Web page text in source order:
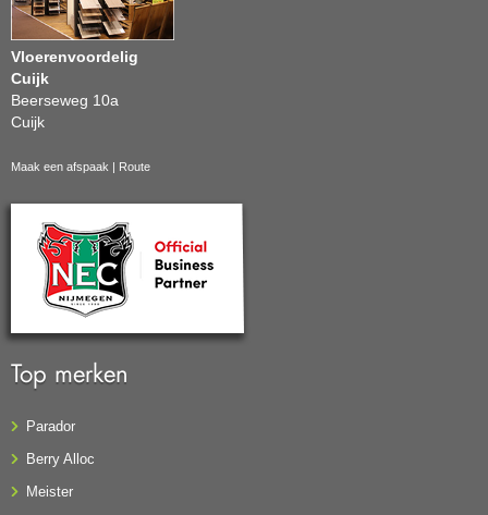
Vloerenvoordelig
Cuijk
Beerseweg 10a
Cuijk
Maak een afspaak Route
Top merken
Parador
Berry Alloc
Meister